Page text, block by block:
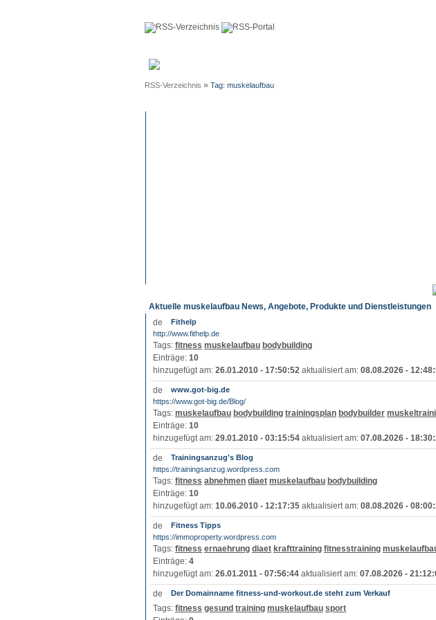
RSS-Verzeichnis » Tag: muskelaufbau
Aktuelle muskelaufbau News, Angebote, Produkte und Dienstleistungen
Fithelp
http://www.fithelp.de
Tags: fitness muskelaufbau bodybuilding
Einträge: 10
hinzugefügt am: 26.01.2010 - 17:50:52 aktualisiert am: 08.08.2026 -
www.got-big.de
https://www.got-big.de/Blog/
Tags: muskelaufbau bodybuilding trainingsplan bodybuilder
Einträge: 10
hinzugefügt am: 29.01.2010 - 03:15:54 aktualisiert am: 07.08.2026 -
Trainingsanzug's Blog
https://trainingsanzug.wordpress.com
Tags: fitness abnehmen diaet muskelaufbau bodybuilding
Einträge: 10
hinzugefügt am: 10.06.2010 - 12:17:35 aktualisiert am: 08.08.2026 -
Fitness Tipps
https://immoproperty.wordpress.com
Tags: fitness ernaehrung diaet krafttraining fitnesstraining
Einträge: 4
hinzugefügt am: 26.01.2011 - 07:56:44 aktualisiert am: 07.08.2026 -
Der Domainname fitness-und-workout.de steht zum Verkauf
Tags: fitness gesund training muskelaufbau sport